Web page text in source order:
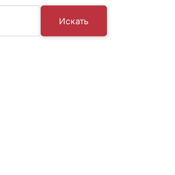
Искать